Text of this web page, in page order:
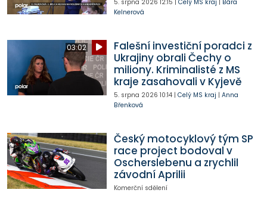
5. srpna 2026 12:15 | Celý MS kraj | Bára
Kelnerová
03:02
Falešní investiční poradci z
Ukrajiny obrali Čechy o
miliony. Kriminalisté z MS
kraje zasahovali v Kyjevě
5. srpna 2026 10:14| Celý MS kraj | Anna
Břenková
Český motocyklový tým SP
race project bodoval v
Oscherslebenu a zrychlil
závodní Aprilii
Komerční sdělení